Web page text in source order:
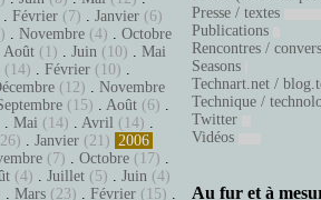
. Février (7) . Janvier (6)
. Novembre (4) . Octobre
Août (1) . Juin (10) . Mai
(14) . Février (10) .
(12) . Novembre
(15) . Août (6) .
. Mai (14) . Avril (14) .
. Janvier (21) 2006
(7) . Octobre (17) .
(4) . Juillet (5) . Juin (4)
. Mars (23) . Février (15) .
Presse / textes
Publications
Rencontres /
Seasons
Technart.net /
Technique /
Twitter
Vidéos
Au fur et à